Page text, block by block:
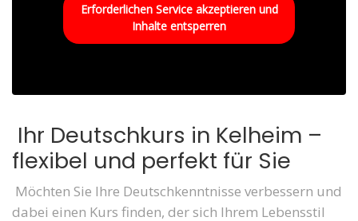
Erforderlichen Service akzeptieren und
Inhalte entsperren
Ihr Deutschkurs in Kelheim –
flexibel und perfekt für Sie
Möchten Sie Ihre Deutschkenntnisse verbessern und
dabei einen Kurs finden, der sich Ihrem Lebensstil